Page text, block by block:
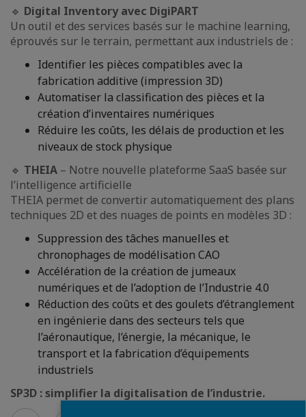
🔹 Digital Inventory avec DigiPART
Un outil et des services basés sur le machine learning,
éprouvés sur le terrain, permettant aux industriels de :
Identifier les pièces compatibles avec la
fabrication additive (impression 3D)
Automatiser la classification des pièces et la
création d’inventaires numériques
Réduire les coûts, les délais de production et les
niveaux de stock physique
🔹 THEIA – Notre nouvelle plateforme SaaS basée sur
l’intelligence artificielle
THEIA permet de convertir automatiquement des plans
techniques 2D et des nuages de points en modèles 3D :
Suppression des tâches manuelles et
chronophages de modélisation CAO
Accélération de la création de jumeaux
numériques et de l’adoption de l’Industrie 4.0
Réduction des coûts et des goulets d’étranglement
en ingénierie dans des secteurs tels que
l’aéronautique, l’énergie, la mécanique, le
transport et la fabrication d’équipements
industriels
SP3D : simplifier la digitalisation de l’industrie.